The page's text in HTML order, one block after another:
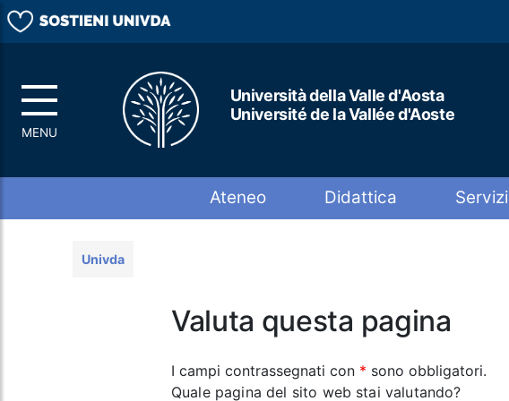
Università della Valle d'Aosta
Université de la Vallée d'Aoste
Ateneo Didattica Servizi
Univda
Valuta questa pagina
I campi contrassegnati con * sono obbligatori.
Quale pagina del sito web stai valutando?